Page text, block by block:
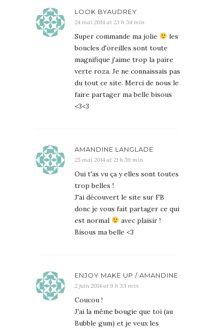
LOOK BYAUDREY
24 mai 2014 at 23 h 34 min
Super commande ma jolie
les
boucles d'oreilles sont toute
magnifique j'aime trop la paire
verte roza. Je ne connaissais pas
du tout ce site. Merci de nous le
faire partager ma belle bisous
<3<3
AMANDINE LANGLADE
25 mai 2014 at 21 h 59 min
Oui t'as vu ça y elles sont toutes
trop belles !
J'ai découvert le site sur FB
donc je vous fait partager ce qui
est normal
avec plaisir !
Bisous ma belle <3
ENJOY MAKE UP / AMANDINE
2 juin 2014 at 9 h 33 min
Coucou !
J'ai la même bougie que toi (au
Bubble gum) et je veux les